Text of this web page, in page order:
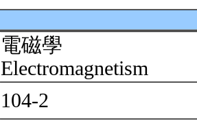
電磁學
Electromagnetism
104-2